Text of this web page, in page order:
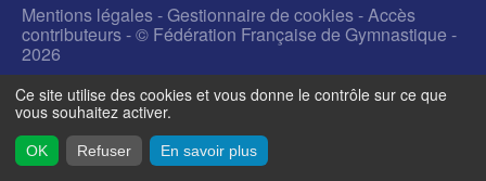
Mentions légales-Gestionnaire de cookies-Accès
contributeurs- © Fédération Française de Gymnastique -
2026
Ce site utilise des cookies et vous donne le contrôle sur ce que
vous souhaitez activer.
OK Refuser En savoir plus